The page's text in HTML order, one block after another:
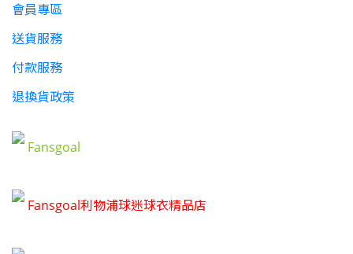
會員專區
送貨服務
付款服務
退換貨政策
Fansgoal
Fansgoal利物浦球迷球衣精品店